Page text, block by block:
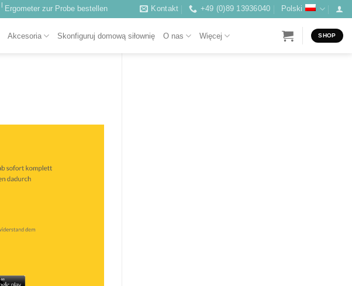
| Ergometer zur Probe bestellen Kontakt +49 (0)89 13936040 Polski
Akcesoria Skonfiguruj domową siłownię O nas Więcej SHOP